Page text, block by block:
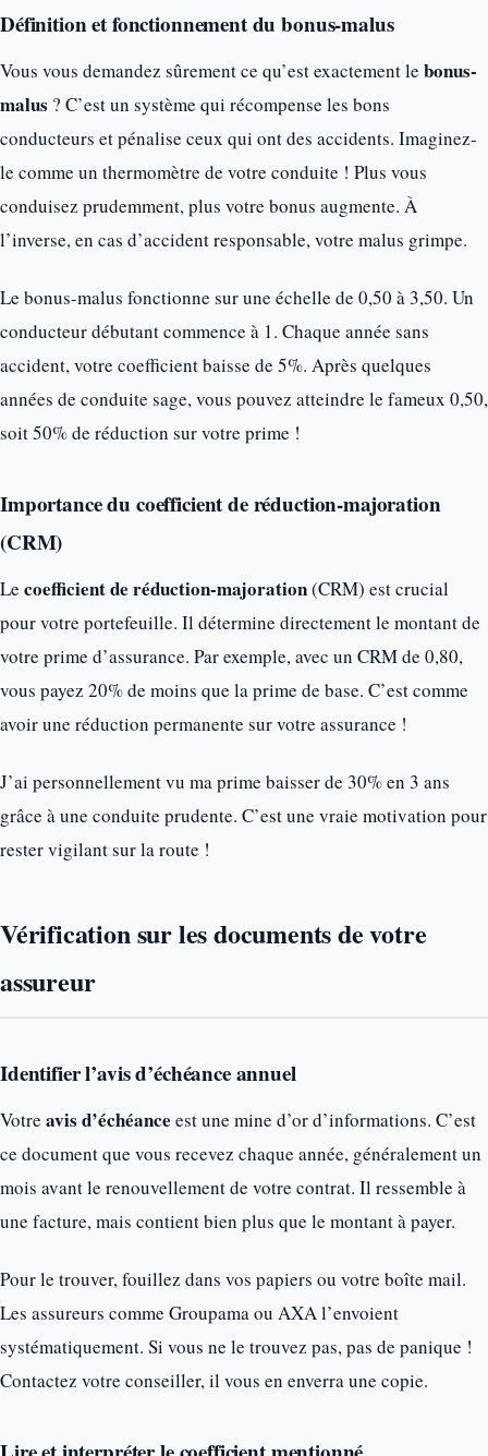
Définition et fonctionnement du bonus-malus
Vous vous demandez sûrement ce qu’est exactement le bonus-
malus ? C’est un système qui récompense les bons
conducteurs et pénalise ceux qui ont des accidents. Imaginez-
le comme un thermomètre de votre conduite ! Plus vous
conduisez prudemment, plus votre bonus augmente. À
l’inverse, en cas d’accident responsable, votre malus grimpe.
Le bonus-malus fonctionne sur une échelle de 0,50 à 3,50. Un
conducteur débutant commence à 1. Chaque année sans
accident, votre coefficient baisse de 5%. Après quelques
années de conduite sage, vous pouvez atteindre le fameux 0,50,
soit 50% de réduction sur votre prime !
Importance du coefficient de réduction-majoration
(CRM)
Le coefficient de réduction-majoration(CRM) est crucial
pour votre portefeuille. Il détermine directement le montant de
votre prime d’assurance. Par exemple, avec un CRM de 0,80,
vous payez 20% de moins que la prime de base. C’est comme
avoir une réduction permanente sur votre assurance !
J’ai personnellement vu ma prime baisser de 30% en 3 ans
grâce à une conduite prudente. C’est une vraie motivation pour
rester vigilant sur la route !
Vérification sur les documents de votre
assureur
Identifier l’avis d’échéance annuel
Votre avis d’échéance est une mine d’or d’informations. C’est
ce document que vous recevez chaque année, généralement un
mois avant le renouvellement de votre contrat. Il ressemble à
une facture, mais contient bien plus que le montant à payer.
Pour le trouver, fouillez dans vos papiers ou votre boîte mail.
Les assureurs comme Groupama ou AXA l’envoient
systématiquement. Si vous ne le trouvez pas, pas de panique !
Contactez votre conseiller, il vous en enverra une copie.